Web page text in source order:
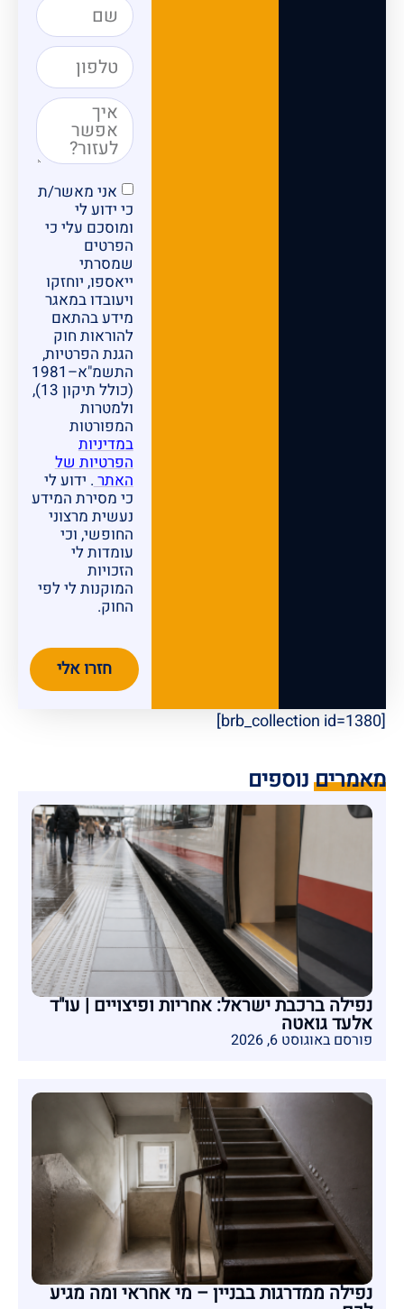
אני מאשר/ת
כי ידוע לי
ומוסכם עלי כי
הפרטים
שמסרתי
ייאספו, יוחזקו
ויעובדו במאגר
מידע בהתאם
להוראות חוק
הגנת הפרטיות,
התשמ"א–1981
(כולל תיקון 13),
ולמטרות
המפורטות
במדיניות
הפרטיות של
האתר. ידוע לי
כי מסירת המידע
נעשית מרצוני
החופשי, וכי
עומדות לי
הזכויות
המוקנות לי לפי
החוק.
חזרו אלי
[brb_collection id=1380]
מאמרים נוספים
נפילה ברכבת ישראל: אחריות ופיצויים | עו"ד
אלעד גואטה
פורסם באוגוסט 6, 2026
נפילה ממדרגות בבניין – מי אחראי ומה מגיע